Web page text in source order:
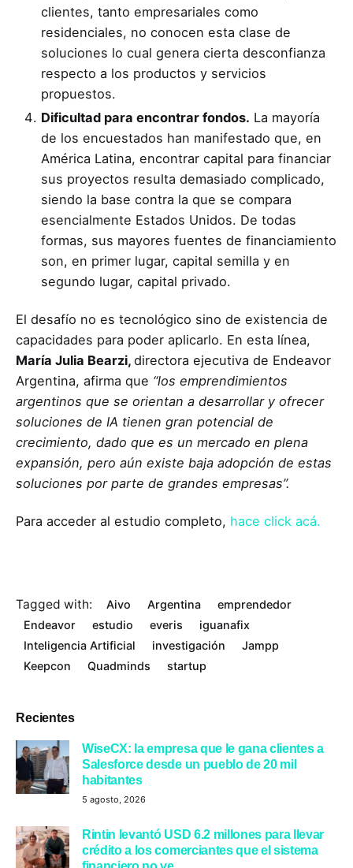
Recientes
WiseCX: la empresa que le gana clientes a
Salesforce desde un pueblo de 20 mil
habitantes
5 agosto, 2026
Rintin levantó USD 6.2 millones para llevar
crédito a los comerciantes que el sistema
clientes, tanto empresariales como
residenciales, no conocen esta clase de
soluciones lo cual genera cierta desconfianza
respecto a los productos y servicios
propuestos.
Dificultad para encontrar fondos. La mayoría
de los encuestados han manifestado que, en
América Latina, encontrar capital para financiar
sus proyectos resulta demasiado complicado,
siendo la base contra la que se compara
esencialmente Estados Unidos. De todas
formas, sus mayores fuentes de financiamiento
son, en primer lugar, capital semilla y en
segundo lugar, capital privado.
El desafío no es tecnológico sino de existencia de
capacidades para poder aplicarlo. En esta línea,
María Julia Bearzi, directora ejecutiva de Endeavor
Argentina, afirma que “los emprendimientos
argentinos que se orientan a desarrollar y ofrecer
soluciones de IA tienen gran potencial de
crecimiento, dado que es un mercado en plena
expansión, pero aún existe baja adopción de estas
soluciones por parte de grandes empresas”.
Para acceder al estudio completo, hace click acá.
Tagged with: Aivo Argentina
emprendedor
Endeavor
estudio everis
iguanafix
Inteligencia Artificial
investigación
Jampp
Keepcon
Quadminds startup